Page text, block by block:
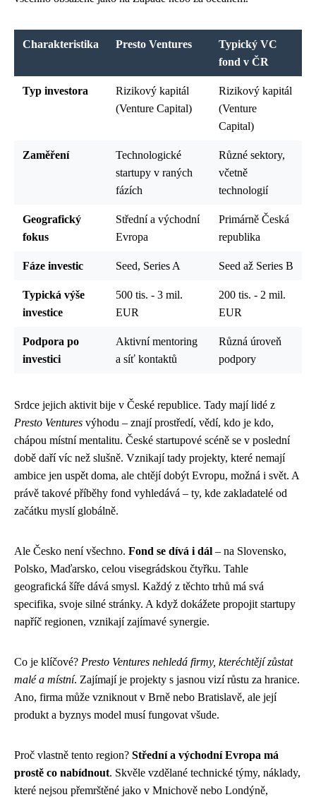
Charakteristika Presto Ventures
Typický VC
fond v ČR
Typ investora
Rizikový kapitál
(Venture Capital)
Rizikový kapitál
(Venture
Capital)
Zaměření
Technologické
startupy v raných
fázích
Různé sektory,
včetně
technologií
Geografický
fokus
Střední a východní
Evropa
Primárně Česká
republika
Fáze investic Seed, Series A Seed až Series B
Typická výše
investice
500 tis. - 3 mil.
EUR
200 tis. - 2 mil.
EUR
Podpora po
investici
Aktivní mentoring
a síť kontaktů
Různá úroveň
podpory
Srdce jejich aktivit bije v České republice. Tady mají lidé z
Presto Ventures výhodu – znají prostředí, vědí, kdo je kdo,
chápou místní mentalitu. České startupové scéně se v poslední
době daří víc než slušně. Vznikají tady projekty, které nemají
ambice jen uspět doma, ale chtějí dobýt Evropu, možná i svět. A
právě takové příběhy fond vyhledává – ty, kde zakladatelé od
začátku myslí globálně.
Ale Česko není všechno. Fond se dívá i dál – na Slovensko,
Polsko, Maďarsko, celou visegrádskou čtyřku. Tahle
geografická šíře dává smysl. Každý z těchto trhů má svá
specifika, svoje silné stránky. A když dokážete propojit startupy
napříč regionen, vznikají zajímavé synergie.
Co je klíčové? Presto Ventures nehledá firmy, kteréchtějí zůstat
malé a místní. Zajímají je projekty s jasnou vizí růstu za hranice.
Ano, firma může vzniknout v Brně nebo Bratislavě, ale její
produkt a byznys model musí fungovat všude.
Proč vlastně tento region? Střední a východní Evropa má
prostě co nabídnout. Skvěle vzdělané technické týmy, náklady,
které nejsou přemrštěné jako v Mnichově nebo Londýně,